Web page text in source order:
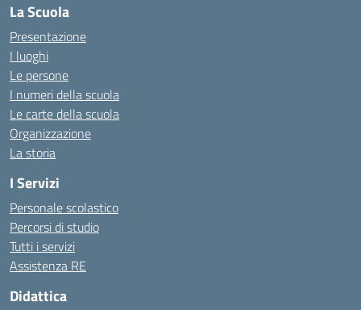
La Scuola
Presentazione
I luoghi
Le persone
I numeri della scuola
Le carte della scuola
Organizzazione
La storia
I Servizi
Personale scolastico
Percorsi di studio
Tutti i servizi
Assistenza RE
Didattica